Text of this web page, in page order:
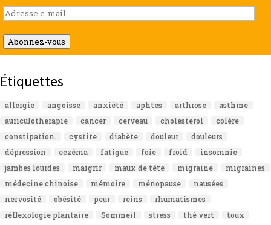
Adresse
e-
mail
Abonnez-vous
Étiquettes
allergie angoisse anxiété aphtes arthrose
asthme
auriculotherapie
cancer cerveau cholesterol
colère
constipation.
cystite diabète douleur
douleurs
dépression
eczéma fatigue foie froid
insomnie
jambes lourdes
maigrir maux de tête migraine
migraines
médecine chinoise
mémoire ménopause
nausées
nervosité
obésité peur reins
rhumatismes
réflexologie plantaire
Sommeil stress thé vert
toux